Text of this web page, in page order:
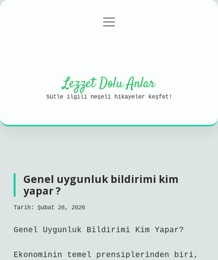
Gizlilik Politikası
menüyü
Lezzet Dolu Anlar
Sütle ilgili neşeli hikayeler keşfet!
Genel uygunluk bildirimi kim
yapar ?
Tarih: Şubat 26, 2026
Genel Uygunluk Bildirimi Kim Yapar?
Ekonominin temel prensiplerinden biri,